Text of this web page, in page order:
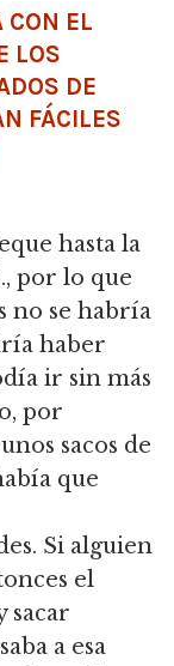
CON EL
LOS
DE
FÁCILES
hasta la
por lo que
no se habría
haber
ir sin más
por
sacos de
que
Si alguien
el
sacar
a esa